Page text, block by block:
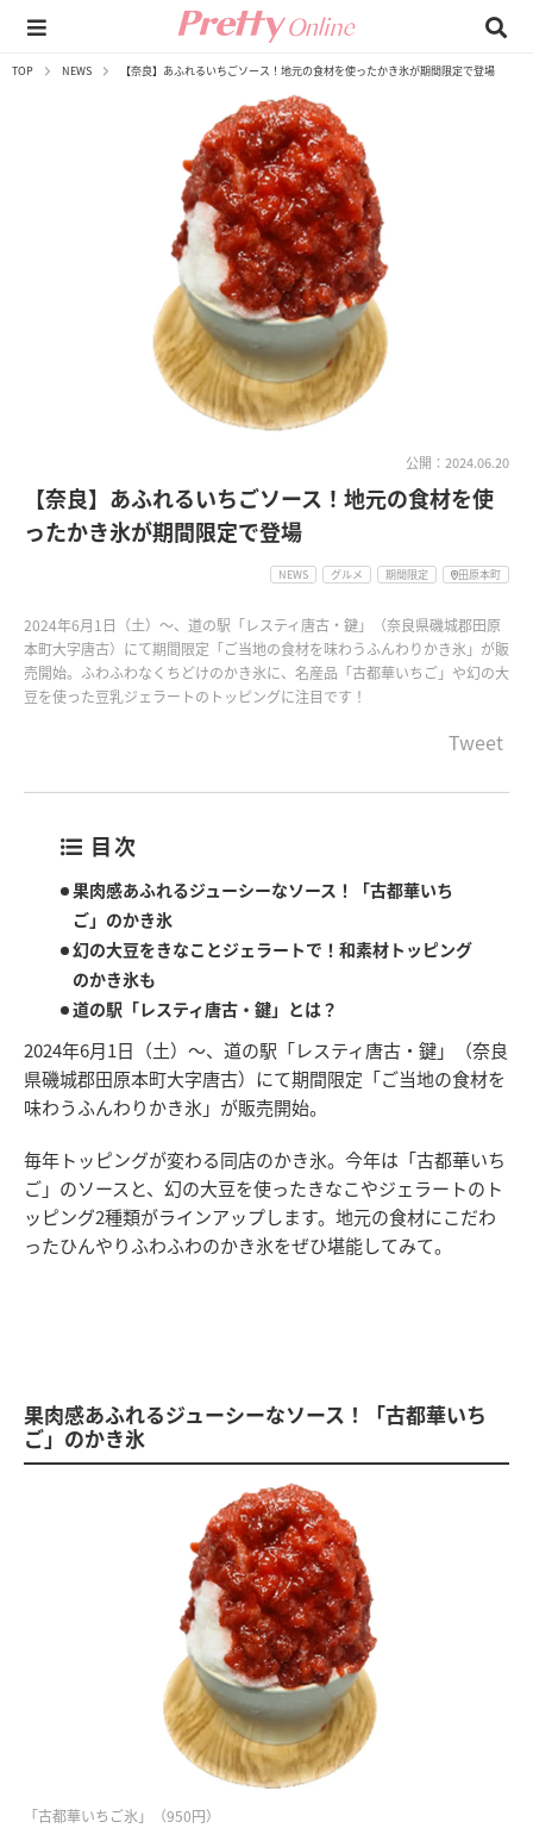
TOP NEWS 【奈良】あふれるいちごソース！地元の食材を使ったかき氷が期間限定で登場
公開：2024.06.20
【奈良】あふれるいちごソース！地元の食材を使
ったかき氷が期間限定で登場
NEWS グルメ 期間限定 田原本町
2024年6月1日（土）～、道の駅「レスティ唐古・鍵」（奈良県磯城郡田原
本町大字唐古）にて期間限定「ご当地の食材を味わうふんわりかき氷」が販
売開始。ふわふわなくちどけのかき氷に、名産品「古都華いちご」や幻の大
豆を使った豆乳ジェラートのトッピングに注目です！
Tweet
目次
果肉感あふれるジューシーなソース！「古都華いち
ご」のかき氷
幻の大豆をきなことジェラートで！和素材トッピング
のかき氷も
道の駅「レスティ唐古・鍵」とは？
2024年6月1日（土）～、道の駅「レスティ唐古・鍵」（奈良
県磯城郡田原本町大字唐古）にて期間限定「ご当地の食材を
味わうふんわりかき氷」が販売開始。
毎年トッピングが変わる同店のかき氷。今年は「古都華いち
ご」のソースと、幻の大豆を使ったきなこやジェラートのト
ッピング2種類がラインアップします。地元の食材にこだわ
ったひんやりふわふわのかき氷をぜひ堪能してみて。
果肉感あふれるジューシーなソース！「古都華いち
ご」のかき氷
「古都華いちご氷」（950円）